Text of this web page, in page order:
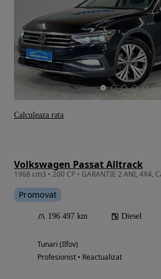
Volkswagen Passat Alltrack
Promovat
196 497 km Diesel
Tunari (Ilfov)
Profesionist • Reactualizat
Calculeaza rata